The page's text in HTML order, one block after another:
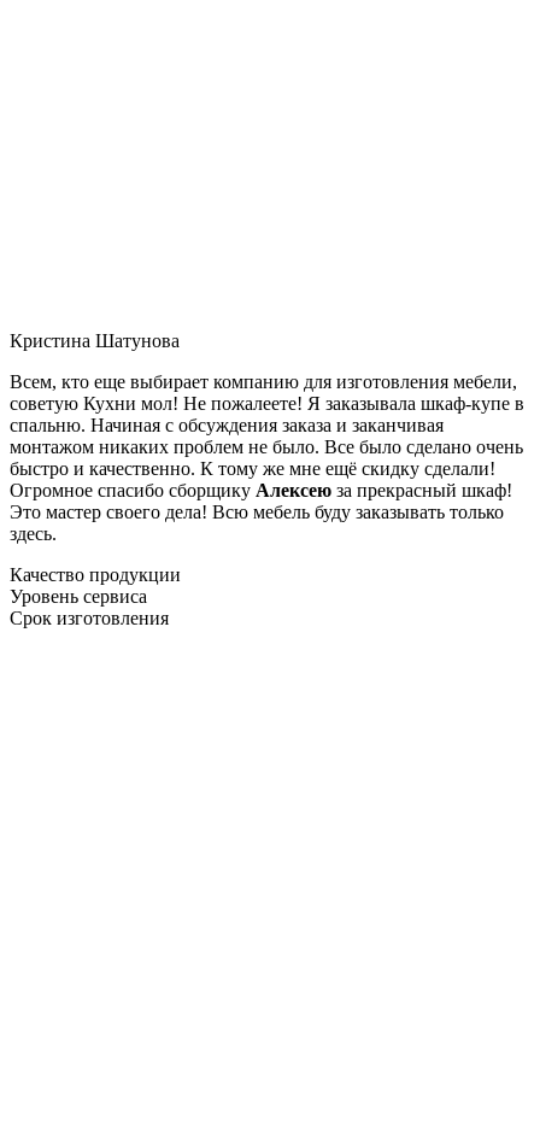
Кристина Шатунова
Всем, кто еще выбирает компанию для изготовления мебели,
советую Кухни мол! Не пожалеете! Я заказывала шкаф-купе в
спальню. Начиная с обсуждения заказа и заканчивая
монтажом никаких проблем не было. Все было сделано очень
быстро и качественно. К тому же мне ещё скидку сделали!
Огромное спасибо сборщику Алексею за прекрасный шкаф!
Это мастер своего дела! Всю мебель буду заказывать только
здесь.
Качество продукции
Уровень сервиса
Срок изготовления